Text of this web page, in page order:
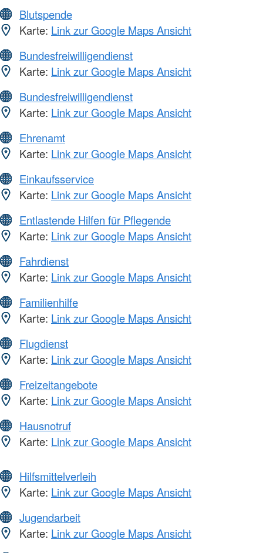
Blutspende
Karte: Link zur Google Maps Ansicht
Bundesfreiwilligendienst
Karte: Link zur Google Maps Ansicht
Bundesfreiwilligendienst
Karte: Link zur Google Maps Ansicht
Ehrenamt
Karte: Link zur Google Maps Ansicht
Einkaufsservice
Karte: Link zur Google Maps Ansicht
Entlastende Hilfen für Pflegende
Karte: Link zur Google Maps Ansicht
Fahrdienst
Karte: Link zur Google Maps Ansicht
Familienhilfe
Karte: Link zur Google Maps Ansicht
Flugdienst
Karte: Link zur Google Maps Ansicht
Freizeitangebote
Karte: Link zur Google Maps Ansicht
Hausnotruf
Karte: Link zur Google Maps Ansicht
Hilfsmittelverleih
Karte: Link zur Google Maps Ansicht
Jugendarbeit
Karte: Link zur Google Maps Ansicht